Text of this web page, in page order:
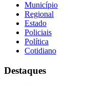
Município
Regional
Estado
Policiais
Política
Cotidiano
Destaques